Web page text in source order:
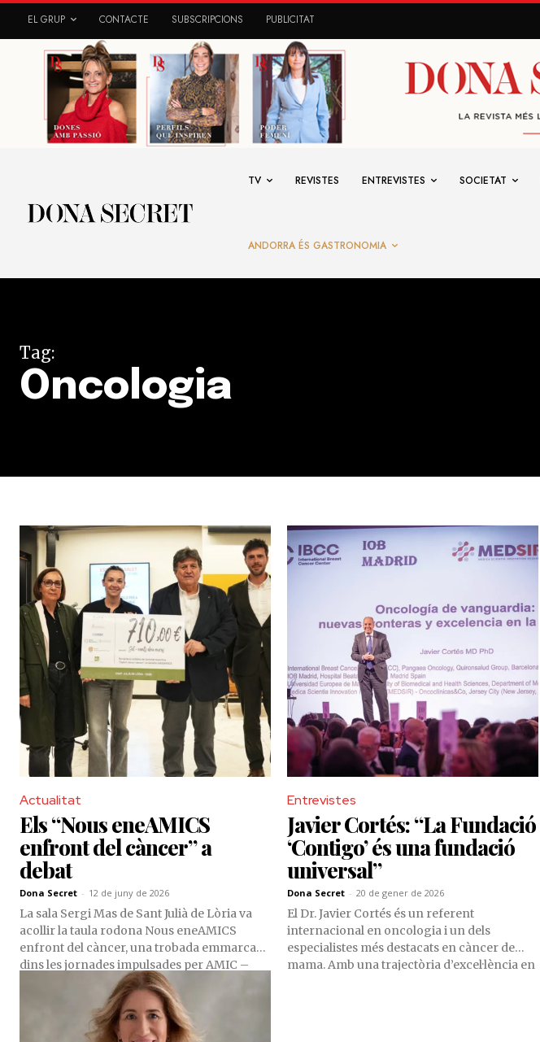
EL GRUP CONTACTE SUBSCRIPCIONS PUBLICITAT
TV REVISTES ENTREVISTES SOCIETAT
ANDORRA ÉS GASTRONOMIA
Tag:
Oncologia
Actualitat
Els “Nous eneAMICS
enfront del càncer” a
debat
Dona Secret - 12 de juny de 2026
La sala Sergi Mas de Sant Julià de Lòria va
acollir la taula rodona Nous eneAMICS
enfront del càncer, una trobada emmarcada
dins les jornades impulsades per AMIC –
Andorra Microbiologia Immunoteràpia i
Càncer –. La iniciativa, nascuda de la
col·laboració entre especialistes de l’Hospital
Clínic de Barcelona, la Universitat d’Andorra
Entrevistes
Javier Cortés: “La Fundació
‘Contigo’ és una fundació
universal”
Dona Secret - 20 de gener de 2026
El Dr. Javier Cortés és un referent
internacional en oncologia i un dels
especialistes més destacats en càncer de
mama. Amb una trajectòria d’excel·lència en